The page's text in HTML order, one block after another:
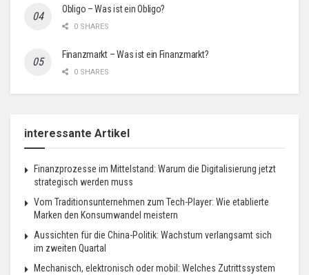
Obligo – Was ist ein Obligo?
0 SHARES
Finanzmarkt – Was ist ein Finanzmarkt?
0 SHARES
interessante Artikel
Finanzprozesse im Mittelstand: Warum die Digitalisierung jetzt
strategisch werden muss
Vom Traditionsunternehmen zum Tech-Player: Wie etablierte
Marken den Konsumwandel meistern
Aussichten für die China-Politik: Wachstum verlangsamt sich
im zweiten Quartal
Mechanisch, elektronisch oder mobil: Welches Zutrittssystem